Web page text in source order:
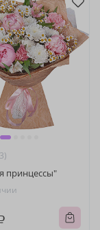
принцессы"